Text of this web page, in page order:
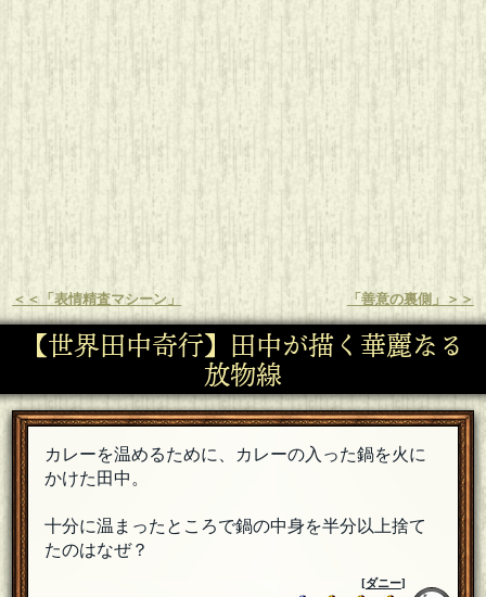
＜＜「表情精査マシーン」 「善意の裏側」＞＞
【世界田中奇行】田中が描く華麗なる
放物線
カレーを温めるために、カレーの入った鍋を火に
かけた田中。
十分に温まったところで鍋の中身を半分以上捨て
たのはなぜ？
[ダニー]